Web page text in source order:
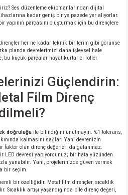
Ses düzenleme ekipmanlarından dijital
kadar geniş bir yelpazede yer alıyorlar.
yapının parçasını oluşturmak için bu dirençlere
her ne kadar teknik bir terim gibi görünse
planda devrelerimizi daha işlevsel hale
bu küçük parçalar hayat kurtarıcı roller
Güçlendirin:
Film Direnç
doğruluğu ile bilindiğini unutmayın. %1 tolerans,
kalmasını sağlar. Yani devrenizin
faktör olan direnç değerleri dalgalanmaz.
LED devresi yapıyorsunuz; bir hata yüzünden
yanabilir. Yani, projelerinizde güven vermek
bir seçim.
bir özelliğidir. Metal film dirençler, sıcaklık
Sıcaklık artışı yaşandığında bile direnç değeri,